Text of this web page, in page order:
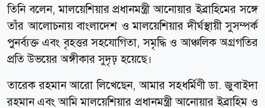
তিনি বলেন, মালয়েশিয়ার প্রধানমন্ত্রী আনোয়ার ইব্রাহিমের সঙ্গে
তাঁর আলোচনায় বাংলাদেশ ও মালয়েশিয়ার দীর্ঘস্থায়ী সুসম্পর্ক
পুনর্ব্যক্ত এবং বৃহত্তর সহযোগিতা, সমৃদ্ধি ও আঞ্চলিক অগ্রগতির
প্রতি উভয়ের অঙ্গীকার সুদৃঢ় হয়েছে।
তারেক রহমান আরো লিখেছেন, আমার সহধর্মিণী ডা. জুবাইদা
রহমান এবং আমি মালয়েশিয়ার প্রধানমন্ত্রী আনোয়ার ইব্রাহিম ও